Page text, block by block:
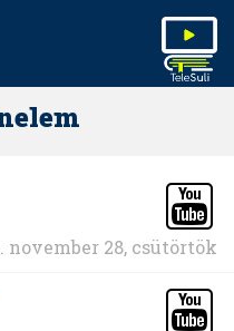
november 28, csütörtök